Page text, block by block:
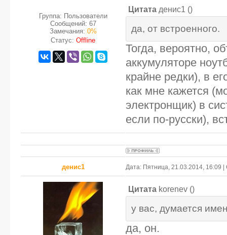
Группа: Пользователи
Сообщений: 67
Замечания: 0%
Статус: Offline
Цитата денис1 ()
да, от встроенного.
Тогда, вероятно,
аккумуляторе
крайне редки), в
как мне кажется
электронщик) в
если по-русски),
денис1 Дата: Пятница, 21.03.2014, 16:09
Цитата korenev ()
у вас, думается
да, он.